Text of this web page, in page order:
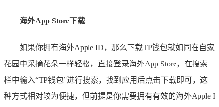
海外App Store下载
如果你拥有海外Apple ID，那么下载TP钱包就如同在自家
花园中采摘花朵一样轻松，直接登录海外App Store，在搜索
栏中输入“TP钱包”进行搜索，找到应用后点击下载即可，这
种方式相对较为便捷，但前提是你需要拥有有效的海外Apple I